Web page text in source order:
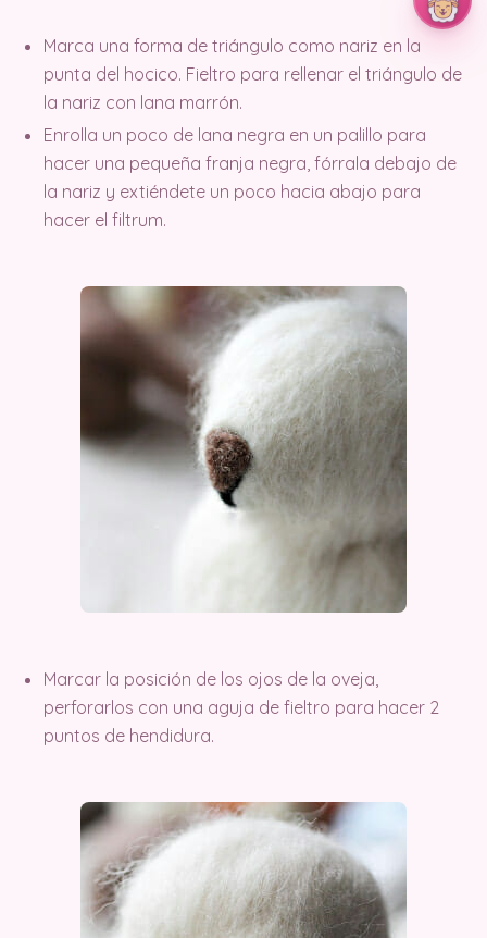
Marca una forma de triángulo como nariz en la
punta del hocico. Fieltro para rellenar el triángulo de
la nariz con lana marrón.
Enrolla un poco de lana negra en un palillo para
hacer una pequeña franja negra, fórrala debajo de
la nariz y extiéndete un poco hacia abajo para
hacer el filtrum.
Marcar la posición de los ojos de la oveja,
perforarlos con una aguja de fieltro para hacer 2
puntos de hendidura.